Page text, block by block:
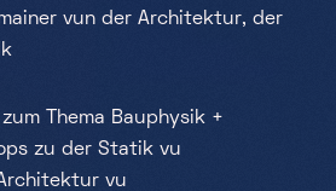
vun der Architektur, der
Thema Bauphysik +
zu der Statik vu
vu